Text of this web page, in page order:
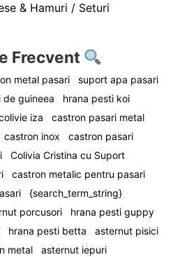
& Hamuri / Seturi
Frecvent
metal pasari
suport apa pasari
guineea
hrana pesti koi
iza
castron pasari metal
castron inox
castron pasari
Colivia Cristina cu Suport
castron metalic pentru pasari
{search_term_string}
porcusori
hrana pesti guppy
hrana pesti betta
asternut pisici
metal asternut iepuri